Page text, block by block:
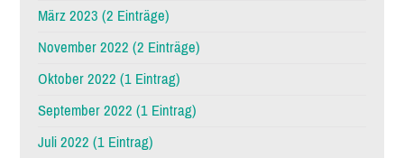
März 2023 (2 Einträge)
November 2022 (2 Einträge)
Oktober 2022 (1 Eintrag)
September 2022 (1 Eintrag)
Juli 2022 (1 Eintrag)